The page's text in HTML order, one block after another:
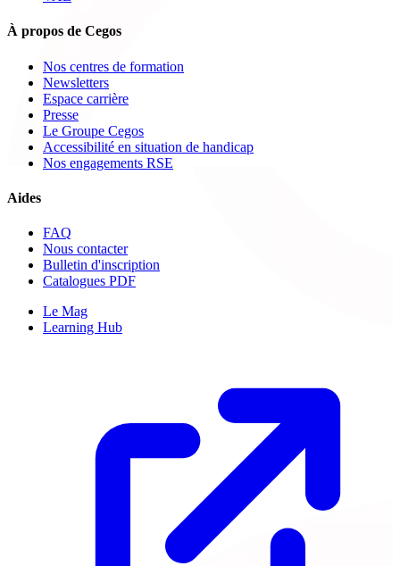
À propos de Cegos
Nos centres de formation
Newsletters
Espace carrière
Presse
Le Groupe Cegos
Accessibilité en situation de handicap
Nos engagements RSE
Aides
FAQ
Nous contacter
Bulletin d'inscription
Catalogues PDF
Le Mag
Learning Hub